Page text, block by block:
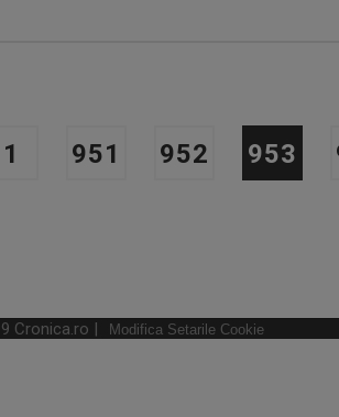
1 951 952 953
Cronica.ro | Modifica Setarile Cookie